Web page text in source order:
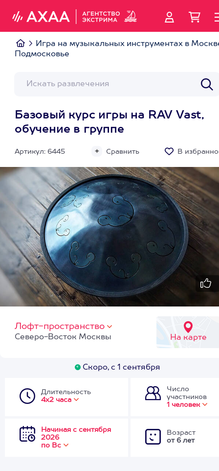
Игра на музыкальных инструментах в
Подмосковье
Базовый курс игры на RAV Vast,
обучение в группе
Артикул: 6445 Сравнить В
Лофт-пространство
На карте
Северо-Восток Москвы
Скоро, с 1 сентября
Длительность
4х2 часа
Число
участников
1 человек
Начиная с сентября
2026
по Вс
Возраст
от 6 лет